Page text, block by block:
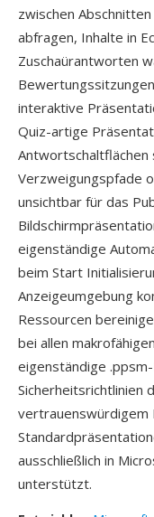
zwischen
abfragen, Inhalte in
Zuschaürantworten
interaktive
Quiz-artige
Verzweigungspfade
unsichtbar für das
eigenständige
beim Start
Anzeigeumgebung
Ressourcen
bei allen makrofähigen
eigenständige
Sicherheitsrichtlinien
vertrauenswürdigem
ausschließlich in
unterstützt.